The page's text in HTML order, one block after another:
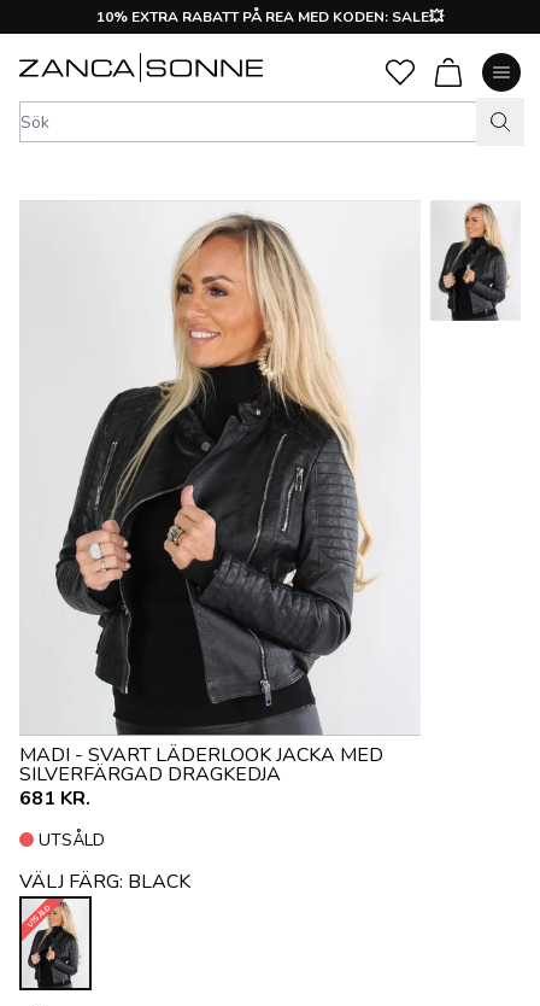
10% EXTRA RABATT PÅ REA MED KODEN: SALE💥
MADI - SVART LÄDERLOOK JACKA MED
SILVERFÄRGAD DRAGKEDJA
UTSÅLD
681 KR.
VÄLJ FÄRG: BLACK
UTSÅLD